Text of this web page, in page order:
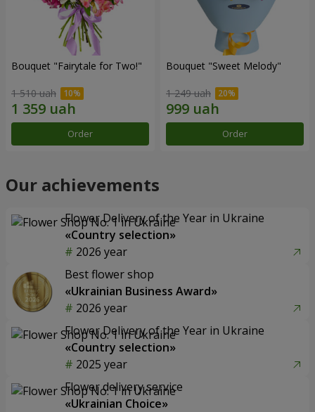
Bouquet "Fairytale for Two!"
1 510 uah
Order
Bouquet "Sweet Melody"
1 249 uah
Order
Our achievements
Flower Delivery of the Year in Ukraine
«Country selection»
2026 year
Best flower shop
«Ukrainian Business Award»
2026 year
Flower Delivery of the Year in Ukraine
«Country selection»
2025 year
Flower delivery service
«Ukrainian Choice»